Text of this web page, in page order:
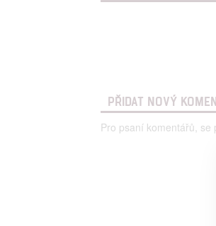
PŘIDAT NOVÝ
Pro psaní komentářů, se